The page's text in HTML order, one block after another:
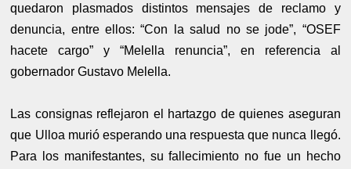
quedaron plasmados distintos mensajes de reclamo y
denuncia, entre ellos: “Con la salud no se jode”, “OSEF
hacete cargo” y “Melella renuncia”, en referencia al
gobernador Gustavo Melella.
Las consignas reflejaron el hartazgo de quienes aseguran
que Ulloa murió esperando una respuesta que nunca llegó.
Para los manifestantes, su fallecimiento no fue un hecho